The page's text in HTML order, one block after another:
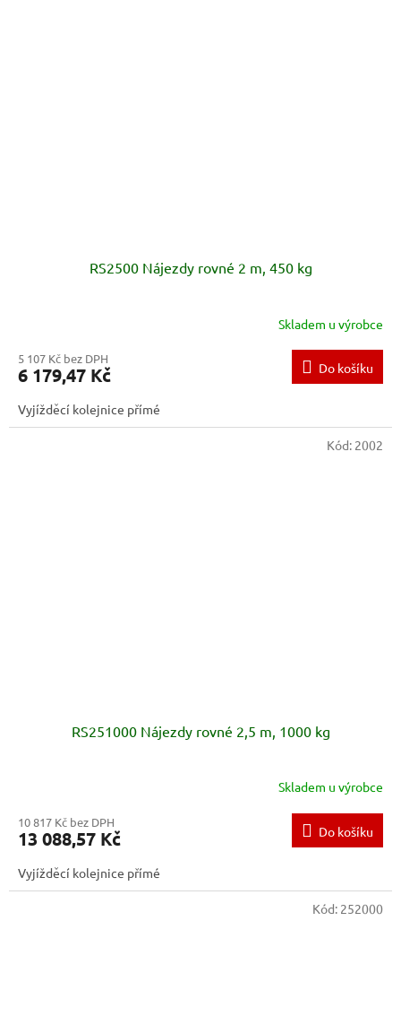
RS2500 Nájezdy rovné 2 m, 450 kg
Skladem u výrobce
5 107 Kč bez DPH
6 179,47 Kč Do košíku
Vyjížděcí kolejnice přímé
RS251000 Nájezdy rovné 2,5 m, 1000 kg
Skladem u výrobce
10 817 Kč bez DPH
13 088,57 Kč Do košíku
Vyjížděcí kolejnice přímé
Kód: 2002
Kód: 252000